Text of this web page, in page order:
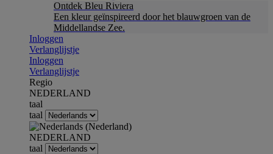
Ontdek Bleu Riviera
Een kleur geïnspireerd door het blauwgroen van de
Middellandse Zee.
Inloggen
Verlanglijstje
Inloggen
Verlanglijstje
Regio
NEDERLAND
taal
taal
NEDERLAND
taal